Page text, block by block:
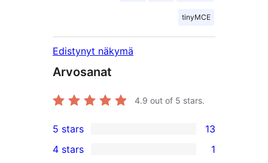
tinyMCE
Edistynyt näkymä
Arvosanat
4.9 out of 5 stars.
13
5-
5 stars 13
4 stars 1